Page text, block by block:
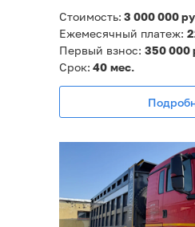
Стоимость: 3 000000
Ежемесячный платеж:
Первый взнос: 350 000
Срок: 40 мес.